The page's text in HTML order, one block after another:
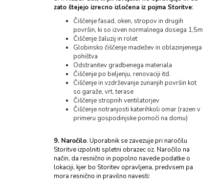
zato štejejo izrecno izločena iz pojma Storitve:
Čiščenje fasad, oken, stropov in drugih
površin, ki so izven normalnega dosega 1,5m
Čiščenje žaluzij in rolet
Globinsko čiščenje madežev in oblazinjenega
pohištva
Odstranitev gradbenega materiala
Čiščenje po beljenju, renovaciji itd.
Čiščenje in vzdrževanje zunanjih površin kot
so garaže, vrt, terase
Čiščenje stropnih ventilatorjev
Čiščenje notranjosti katerihkoli omar (razen v
primeru gospodinjske pomoči na domu)
9. Naročilo. Uporabnik se zavezuje pri naročilu
Storitve izpolniti spletni obrazec oz. Naročilo na
način, da resnično in popolno navede podatke o
lokaciji, kjer bo Storitev opravljena, predvsem pa
mora resnično in pravilno navesti: